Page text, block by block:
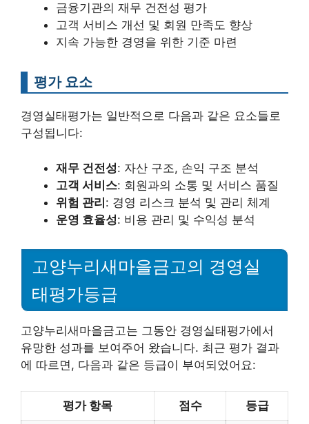
금융기관의 재무 건전성 평가
고객 서비스 개선 및 회원 만족도 향상
지속 가능한 경영을 위한 기준 마련
평가 요소
경영실태평가는 일반적으로 다음과 같은 요소들로
구성됩니다:
재무 건전성: 자산 구조, 손익 구조 분석
고객 서비스: 회원과의 소통 및 서비스 품질
위험 관리: 경영 리스크 분석 및 관리 체계
운영 효율성: 비용 관리 및 수익성 분석
고양누리새마을금고의 경영실
태평가등급
고양누리새마을금고는 그동안 경영실태평가에서
유망한 성과를 보여주어 왔습니다. 최근 평가 결과
에 따르면, 다음과 같은 등급이 부여되었어요:
평가 항목 점수 등급